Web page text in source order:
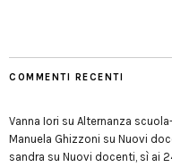
COMMENTI RECENTI
Vanna Iori su Alternanza
Manuela Ghizzoni su Nuovi
sandra su Nuovi docenti, sì ai